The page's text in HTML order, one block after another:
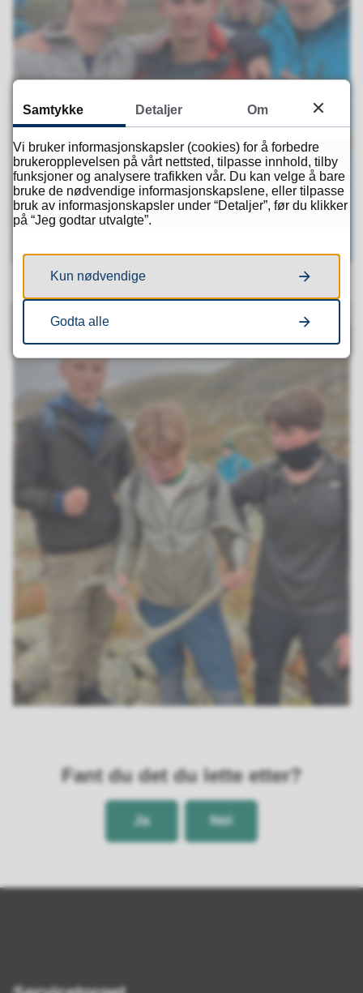
Fant du det du lette etter?
Ja Nei
Samtykke Detaljer Om
Vi bruker informasjonskapsler (cookies) for å forbedre
brukeropplevelsen på vårt nettsted, tilpasse innhold, tilby
funksjoner og analysere trafikken vår. Du kan velge å bare
bruke de nødvendige informasjonskapslene, eller tilpasse
bruk av informasjonskapsler under “Detaljer”, før du klikker
på “Jeg godtar utvalgte”.
Kun nødvendige
Godta alle